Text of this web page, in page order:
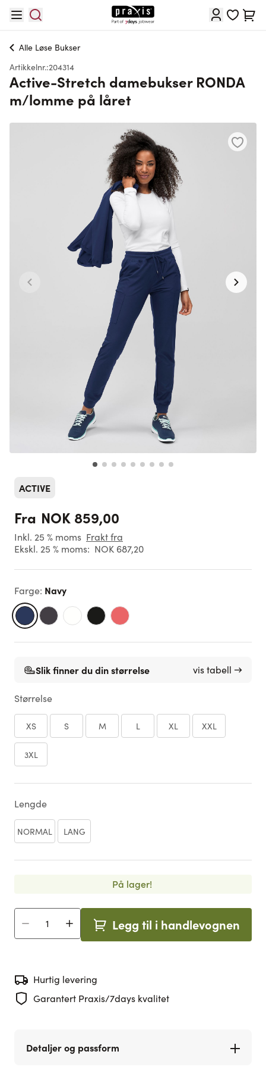
Cart
Alle Løse Bukser
Artikkelnr.:204314
Active-Stretch damebukser RONDA
m/lomme på låret
ACTIVE
Fra NOK 859,00
Inkl. 25 % moms Frakt fra
Ekskl. 25 % moms: NOK 687,20
Farge: Navy
Slik finner du din størrelse vis tabell →
Størrelse
XS S M L XL XXL
3XL
Lengde
NORMAL LANG
På lager!
Antall Legg til i handlevognen
Hurtig levering
Garantert Praxis/7days kvalitet
Detaljer og passform